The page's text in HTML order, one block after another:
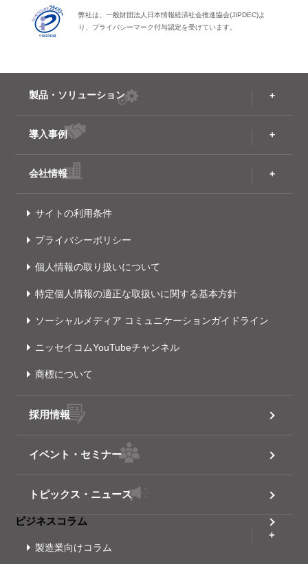
弊社は、一般財団法人日本情報経済社会推進協会(JIPDEC)よ
り、プライバシーマーク付与認定を受けています。
製品・ソリューション
導入事例
会社情報
サイトの利用条件
プライバシーポリシー
個人情報の取り扱いについて
特定個人情報の適正な取扱いに関する基本方針
ソーシャルメディア コミュニケーションガイドライン
ニッセイコムYouTubeチャンネル
商標について
採用情報
イベント・セミナー
トピックス・ニュース
ビジネスコラム
製造業向けコラム